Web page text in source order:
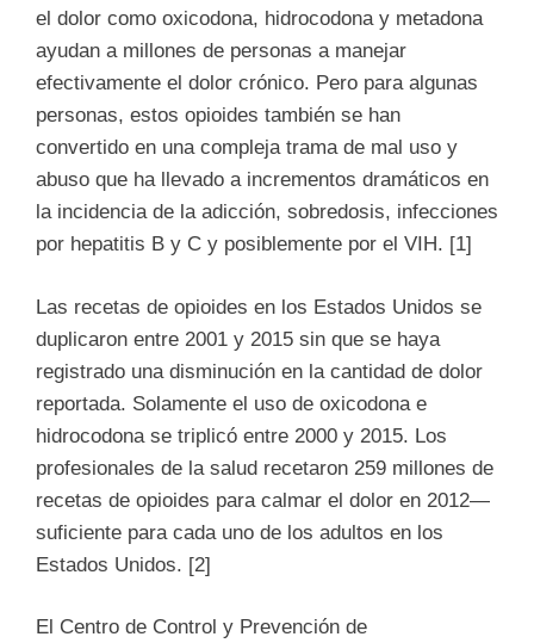
el dolor como oxicodona, hidrocodona y metadona
ayudan a millones de personas a manejar
efectivamente el dolor crónico. Pero para algunas
personas, estos opioides también se han
convertido en una compleja trama de mal uso y
abuso que ha llevado a incrementos dramáticos en
la incidencia de la adicción, sobredosis, infecciones
por hepatitis B y C y posiblemente por el VIH. [1]
Las recetas de opioides en los Estados Unidos se
duplicaron entre 2001 y 2015 sin que se haya
registrado una disminución en la cantidad de dolor
reportada. Solamente el uso de oxicodona e
hidrocodona se triplicó entre 2000 y 2015. Los
profesionales de la salud recetaron 259 millones de
recetas de opioides para calmar el dolor en 2012—
suficiente para cada uno de los adultos en los
Estados Unidos. [2]
El Centro de Control y Prevención de